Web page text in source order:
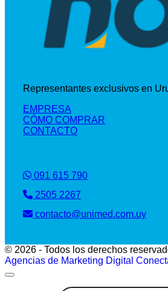
Representantes exclusivos en
EMPRESA
CÓMO COMPRAR
CONTACTO
091 615 790
2505 2267
contacto@unimed.com.uy
© 2026 - Todos los derechos
Agencias de Marketing Digital